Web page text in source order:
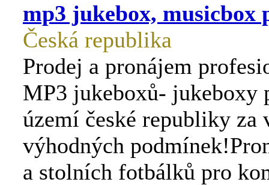
mp3 jukebox, musicbox
Česká republika
Prodej a pronájem
MP3 jukeboxů- jukeboxy
území české republiky za
výhodných
a stolních fotbálků pro